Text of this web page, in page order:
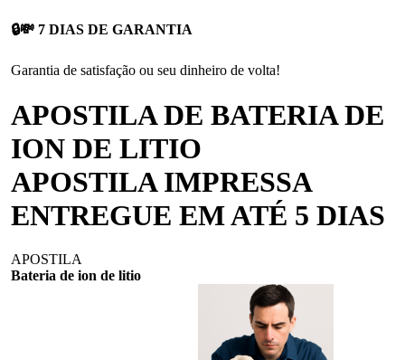
🔒💸 7 DIAS DE GARANTIA
Garantia de satisfação ou seu dinheiro de volta!
APOSTILA DE BATERIA DE
ION DE LITIO
APOSTILA IMPRESSA
ENTREGUE EM ATÉ 5 DIAS
APOSTILA
Bateria de ion de litio